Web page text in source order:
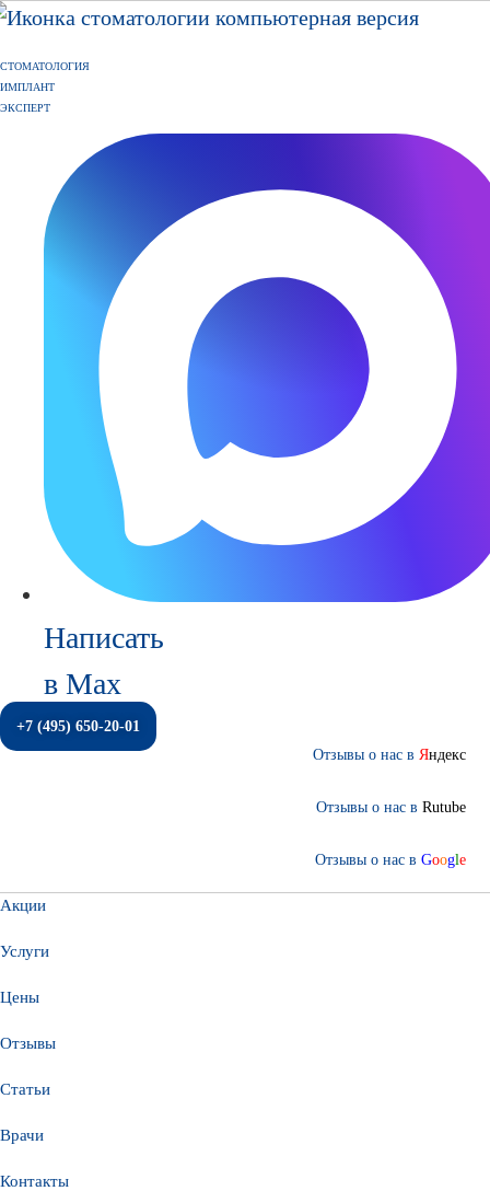
СТОМАТОЛОГИЯ
ИМПЛАНТ
ЭКСПЕРТ
Написать
в Max
+7 (495) 650-20-01
Отзывы о нас в Яндекс
Отзывы о нас в Rutube
Отзывы о нас в Google
Акции
Услуги
Цены
Отзывы
Статьи
Врачи
Контакты